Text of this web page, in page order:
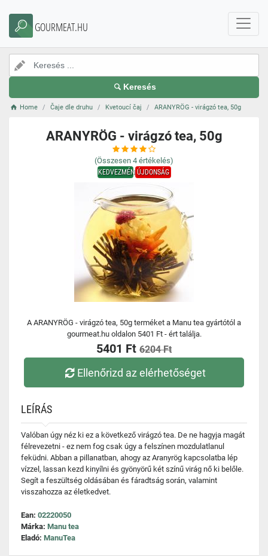
GOURMEAT.HU
Keresés
Home Čaje dle druhu Kvetoucí čaj ARANYRÖG - virágzó tea, 50g
ARANYRÖG - virágzó tea, 50g
(Összesen 4 értékelés)
KEDVEZMÉNYÚJDONSÁG
A ARANYRÖG - virágzó tea, 50g terméket a Manu tea gyártótól a
gourmeat.hu oldalon 5401 Ft - ért találja.
5401 Ft 6204 Ft
Ellenőrizd az elérhetőséget
LEÍRÁS
Valóban úgy néz ki ez a következő virágzó tea. De ne hagyja magát
félrevezetni - ez nem fog csak úgy a felszínen mozdulatlanul
feküdni. Abban a pillanatban, ahogy az Aranyrög kapcsolatba lép
vízzel, lassan kezd kinyílni és gyönyörű két színű virág nő ki belőle.
Segít a feszültség oldásában és fáradtság során, valamint
visszahozza az életkedvet.
Ean: 02220050
Márka: Manu tea
Eladó: ManuTea